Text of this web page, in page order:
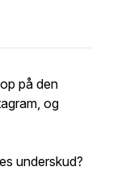
på den
og
underskud?